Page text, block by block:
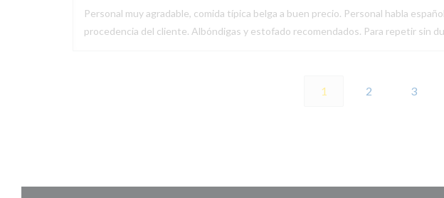
Personal muy agradable, comida típica belga a buen precio. Personal habla
procedencia del cliente. Albóndigas y estofado recomendados. Para repetir sin
1 2 3